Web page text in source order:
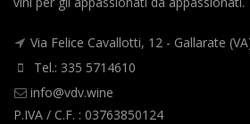
Via Felice Cavallotti, 12 - Gallarate
Tel.: 335 5714610
info@vdv.wine
P.IVA / C.F. : 03763850124